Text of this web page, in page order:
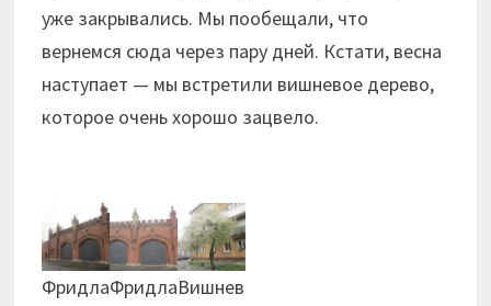
уже закрывались. Мы пообещали, что
вернемся сюда через пару дней. Кстати, весна
наступает — мы встретили вишневое дерево,
которое очень хорошо зацвело.
ФридлаФридлаВишнев